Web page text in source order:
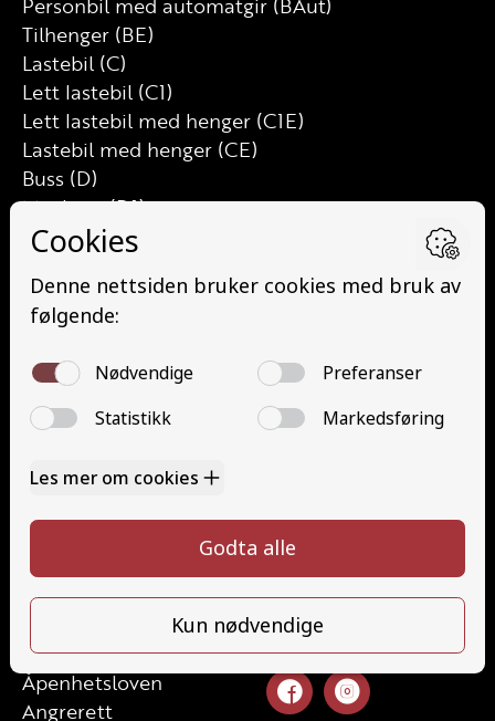
Personbil med automatgir (BAut)
Tilhenger (BE)
Lastebil (C)
Lett lastebil (C1)
Lett lastebil med henger (C1E)
Lastebil med henger (CE)
Buss (D)
Minibuss (D1)
Minibuss med henger (D1E)
Traktor (T)
Traktor (T141 og T148)
Trafikalt grunnkurs (TG)
Gods (YDG – YSK)
Person (YDP – YSK)
Kontakt
Priser
Elevside
Kontakt oss
Åpenhetsloven
Angrerett
52 70 87 90
post@haugaland-as.no
Følg oss